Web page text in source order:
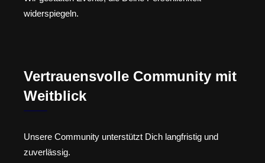
widerspiegeln.
Vertrauensvolle Community mit
Weitblick
Unsere Community unterstützt Dich langfristig und
zuverlässig.